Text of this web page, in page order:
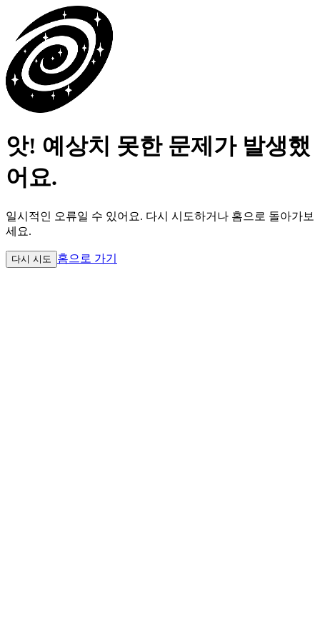
앗! 예상치 못한 문제가 발생했
어요.
일시적인 오류일 수 있어요. 다시 시도하거나 홈으로 돌아가보
세요.
다시 시도 홈으로 가기